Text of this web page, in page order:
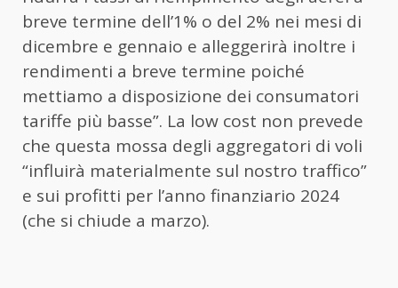
breve termine dell’1% o del 2% nei mesi di
dicembre e gennaio e alleggerirà inoltre i
rendimenti a breve termine poiché
mettiamo a disposizione dei consumatori
tariffe più basse”. La low cost non prevede
che questa mossa degli aggregatori di voli
“influirà materialmente sul nostro traffico”
e sui profitti per l’anno finanziario 2024
(che si chiude a marzo).